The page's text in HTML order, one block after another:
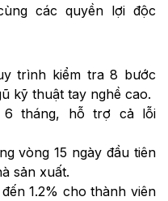
các quyền lợi độc
trình kiểm tra 8 bước
kỹ thuật tay nghề cao.
6 tháng, hỗ trợ cả lỗi
vòng 15 ngày đầu tiên
sản xuất.
1.2% cho thành viên